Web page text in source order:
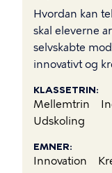
Hvordan kan
skal eleverne
selvskabte
innovativt og
KLASSETRIN
Mellemtrin
Udskoling
EMNER
Innovation